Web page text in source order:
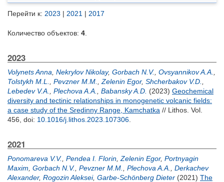
Перейти к: 2023 | 2021 | 2017
Количество объектов: 4
2023
Volynets Anna Nekrylov Nikolay, Gorbach N.V. Ovsyannikov A.A.
Tolstykh M.L.
Pevzner M.M. Zelenin Egor, Shcherbakov V.D.
Lebedev V.A.
Plechova A.A. Babansky A.D. (2023) Geochemical
diversity and tectinic relationships in monogenetic volcanic fields:
a case study of the Sredinny Range, Kamchatka // Lithos. Vol.
456, doi: 10.1016/j.lithos.2023.107306
2021
Ponomareva V.V. Pendea I. Florin Zelenin Egor, Portnyagin
Maxim Gorbach N.V. Pevzner M.M. Plechova A.A.
Derkachev
Alexander, Rogozin Aleksei, Garbe-Schönberg Dieter (2021) The